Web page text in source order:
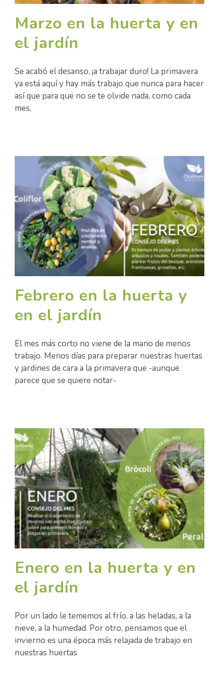
Marzo en la huerta y en
el jardín
Se acabó el desanso, ¡a trabajar duro! La primavera
ya está aquí y hay más trabajo que nunca para hacer
así que para que no se te olvide nada, como cada
mes,
Febrero en la huerta y
en el jardín
El mes más corto no viene de la mano de menos
trabajo. Menos días para preparar nuestras huertas
y jardines de cara a la primavera que -aunque
parece que se quiere notar-
Enero en la huerta y en
el jardín
Por un lado le tememos al frío, a las heladas, a la
nieve, a la humedad. Por otro, pensamos que el
invierno es una época más relajada de trabajo en
nuestras huertas